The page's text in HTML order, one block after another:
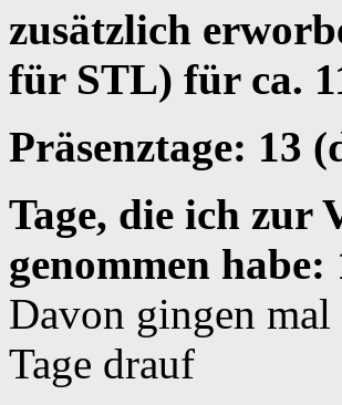
zusätzlich
für STL) für ca.
Präsenztage: 13
Tage, die ich zur
genommen habe:
Davon gingen
Tage drauf